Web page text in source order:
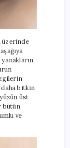
üzerinde
daha bitkin
üst
bütün
ve